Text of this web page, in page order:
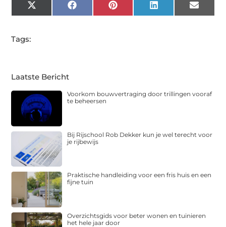
X
(Twitter)
FacebookPinterest LinkedIn Email
Tags:
Laatste Bericht
Voorkom bouwvertraging door trillingen vooraf
te beheersen
Bij Rijschool Rob Dekker kun je wel terecht voor
je rijbewijs
Praktische handleiding voor een fris huis en een
fijne tuin
Overzichtsgids voor beter wonen en tuinieren
het hele jaar door